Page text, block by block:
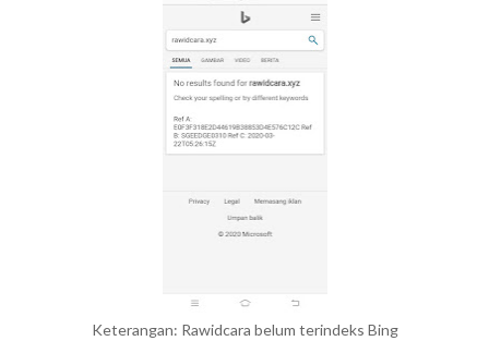
Keterangan: Rawidcara belum terindeks Bing